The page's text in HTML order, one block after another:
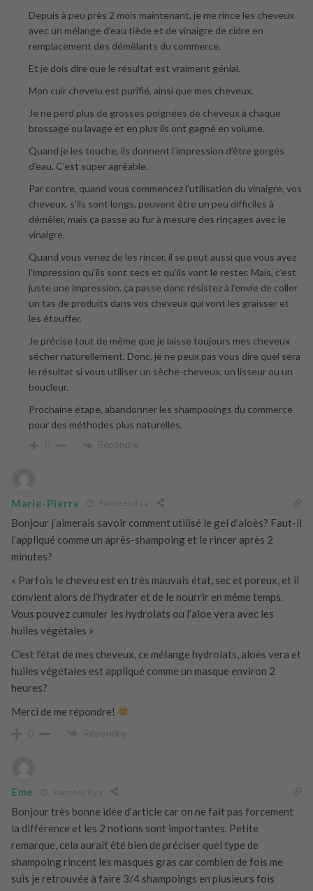
Depuis à peu près 2 mois maintenant, je me rince les cheveux
avec un mélange d’eau tiède et de vinaigre de cidre en
remplacement des démêlants du commerce.
Et je dois dire que le résultat est vraiment génial.
Mon cuir chevelu est purifié, ainsi que mes cheveux.
Je ne perd plus de grosses poignées de cheveux à chaque
brossage ou lavage et en plus ils ont gagné en volume.
Quand je les touche, ils donnent l’impression d’être gorgés
d’eau. C’est super agréable.
Par contre, quand vous commencez l’utilisation du vinaigre, vos
cheveux, s’ils sont longs, peuvent être un peu difficiles à
démêler, mais ça passe au fur à mesure des rinçages avec le
vinaigre.
Quand vous venez de les rincer, il se peut aussi que vous ayez
l’impression qu’ils sont secs et qu’ils vont le rester. Mais, c’est
juste une impression. ça passe donc résistez à l’envie de coller
un tas de produits dans vos cheveux qui vont les graisser et
les étouffer.
Je précise tout de même que je laisse toujours mes cheveux
sécher naturellement. Donc, je ne peux pas vous dire quel sera
le résultat si vous utiliser un sèche-cheveux, un lisseur ou un
boucleur.
Prochaine étape, abandonner les shampooings du commerce
pour des méthodes plus naturelles.
0 Répondre
Marie-Pierre 9 années il y a
Bonjour j’aimerais savoir comment utilisé le gel d’aloès? Faut-il
l’appliqué comme un après-shampoing et le rincer après 2
minutes?
« Parfois le cheveu est en très mauvais état, sec et poreux, et il
convient alors de l’hydrater et de le nourrir en même temps.
Vous pouvez cumuler les hydrolats ou l’aloe vera avec les
huiles végétales »
C’est l’état de mes cheveux, ce mélange hydrolats, aloès vera et
huiles végétales est appliqué comme un masque environ 2
heures?
Merci de me répondre!
0 Répondre
Eme 9 années il y a
Bonjour très bonne idée d’article car on ne fait pas forcement
la différence et les 2 notions sont importantes. Petite
remarque, cela aurait été bien de préciser quel type de
shampoing rincent les masques gras car combien de fois me
suis je retrouvée à faire 3/4 shampoings en plusieurs fois